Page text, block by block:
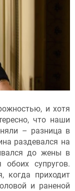
и хотя
что наши
– разница в
раздевался на
до жены в
супругов.
когда приходит
и раненой